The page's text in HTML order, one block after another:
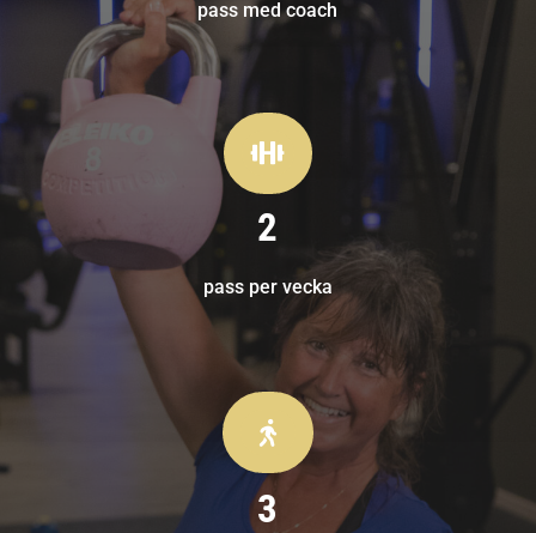
pass med coach

2
pass per vecka

3